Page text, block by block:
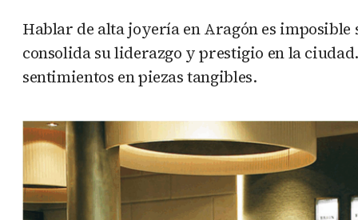
Hablar de alta joyería en Aragón es
consolida su liderazgo y prestigio en la
sentimientos en piezas tangibles.